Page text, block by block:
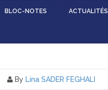
BLOC-NOTES ACTUALITÉS
By Lina SADER FEGHALI